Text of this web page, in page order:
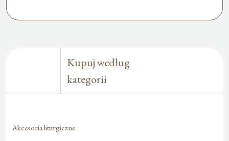
Kupuj według
kategorii
Akcesoria liturgiczne